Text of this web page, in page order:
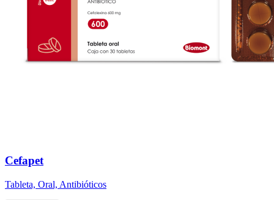
Cefapet
Tableta, Oral, Antibióticos